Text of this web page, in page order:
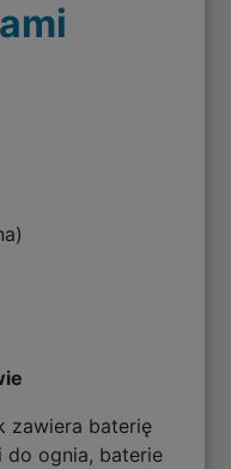
zawiera baterię
do ognia, baterie